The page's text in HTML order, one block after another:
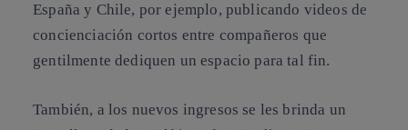
España y Chile, por ejemplo, publicando videos de
concienciación cortos entre compañeros que
gentilmente dediquen un espacio para tal fin.
También, a los nuevos ingresos se les brinda un